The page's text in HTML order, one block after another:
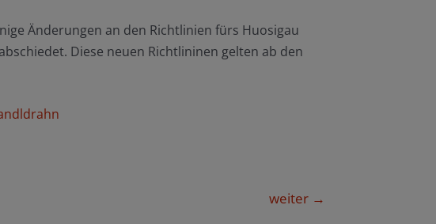
Änderungen an den Richtlinien fürs Huosigau
Diese neuen Richtlininen gelten ab den
weiter →